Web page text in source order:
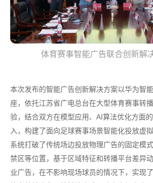
体育赛事智能广告联合创新解
本次发布的智能广告创新解决方案以华为智
座，依托江苏省广电总台在大型体育赛事转
验，结合双方在模型应用、AI算法优化方面
入，构建了面向足球赛事场景智能化投放虚
系统打破了传统场边投放物理广告的固定模
禁区等位置，基于区域特征和转播平台差异
业广告，在不影响现场球员的情况下，实现